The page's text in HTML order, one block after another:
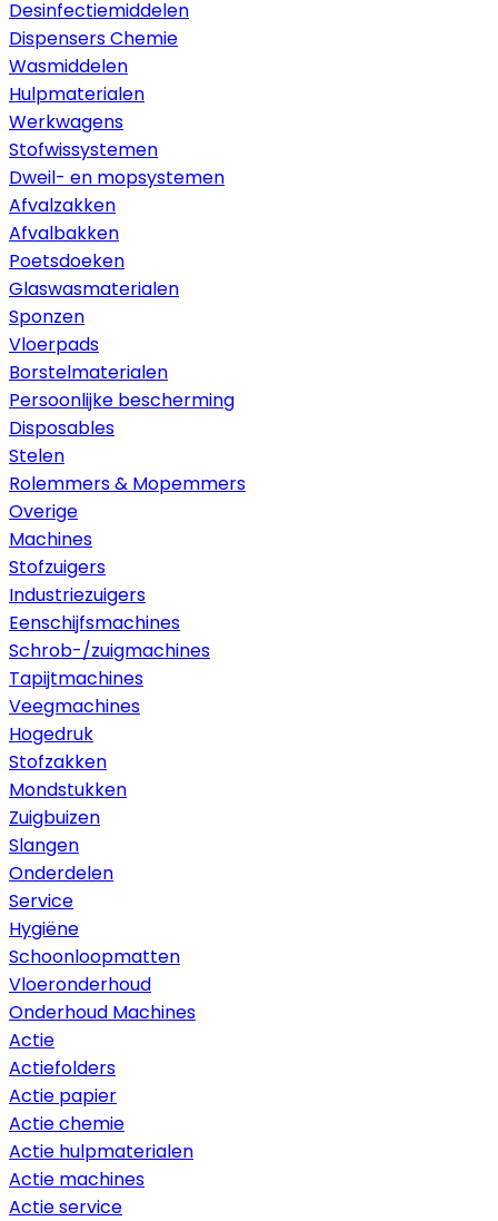
Desinfectiemiddelen
Dispensers Chemie
Wasmiddelen
Hulpmaterialen
Werkwagens
Stofwissystemen
Dweil- en mopsystemen
Afvalzakken
Afvalbakken
Poetsdoeken
Glaswasmaterialen
Sponzen
Vloerpads
Borstelmaterialen
Persoonlijke bescherming
Disposables
Stelen
Rolemmers & Mopemmers
Overige
Machines
Stofzuigers
Industriezuigers
Eenschijfsmachines
Schrob-/zuigmachines
Tapijtmachines
Veegmachines
Hogedruk
Stofzakken
Mondstukken
Zuigbuizen
Slangen
Onderdelen
Service
Hygiëne
Schoonloopmatten
Vloeronderhoud
Onderhoud Machines
Actie
Actiefolders
Actie papier
Actie chemie
Actie hulpmaterialen
Actie machines
Actie service